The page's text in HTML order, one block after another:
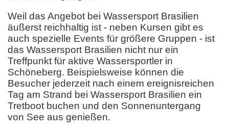
Weil das Angebot bei Wassersport Brasilien
äußerst reichhaltig ist - neben Kursen gibt es
auch spezielle Events für größere Gruppen - ist
das Wassersport Brasilien nicht nur ein
Treffpunkt für aktive Wassersportler in
Schöneberg. Beispielsweise können die
Besucher jederzeit nach einem ereignisreichen
Tag am Strand bei Wassersport Brasilien ein
Tretboot buchen und den Sonnenuntergang
von See aus genießen.